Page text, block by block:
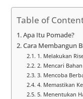
Table of
Apa Itu Pomade?
Cara Membangun
1. Melakukan
2. Mencari
3. Mencoba
4. Memastikan
5. Menentukan